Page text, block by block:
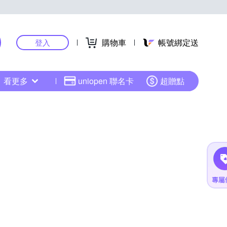
登入 購物車 帳號綁定送
看更多 uniopen 聯名卡 超贈點